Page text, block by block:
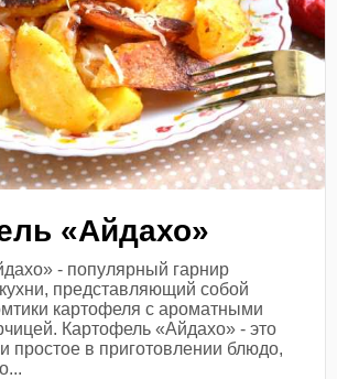
«Айдахо»
- популярный гарнир
представляющий собой
картофеля с ароматными
Картофель «Айдахо» - это
простое в приготовлении блюдо,